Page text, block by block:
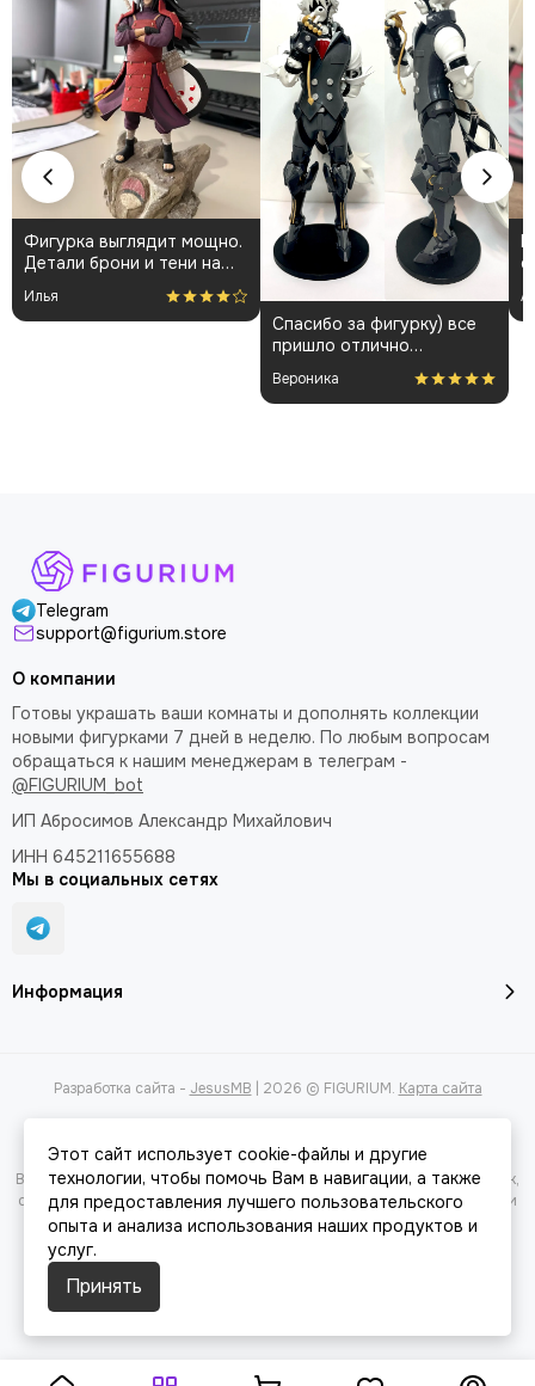
Фигурка выглядит мощно.
Детали брони и тени на
плаще проработаны
аккуратно. Пришла быстро
и без повреждений.
Илья
Спасибо за фигурку) все
пришло отлично
упакованным. Отдельная
благодарность за
покраску модели.
Вероника
Telegram
support@figurium.store
Информация
О компании
Готовы украшать ваши комнаты и дополнять коллекции
новыми фигурками 7 дней в неделю. По любым вопросам
обращаться к нашим менеджерам в телеграм -
@FIGURIUM_bot
ИП Абросимов Александр Михайлович
ИНН 645211655688
Мы в социальных сетях
Разработка сайта - JesusMB | 2026 © FIGURIUM. Карта сайта
Вся представленная на сайте информация, касающаяся характеристик,
стоимости товаров и услуг, носит информационный характер и ни при
каких условиях не является публичной офертой, определяемой
положениями Статьи 437(2) Гражданского кодекса РФ.
Этот сайт использует cookie-файлы и другие
технологии, чтобы помочь Вам в навигации, а также
для предоставления лучшего пользовательского
опыта и анализа использования наших продуктов и
услуг.
Принять